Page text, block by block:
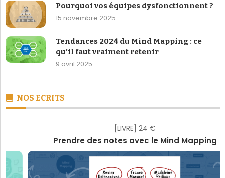
Pourquoi vos équipes dysfonctionnent ?
15 novembre 2025
Tendances 2024 du Mind Mapping : ce
qu’il faut vraiment retenir
9 avril 2025
NOS ECRITS
[LIVRE] 24 €
Prendre des notes avec le Mind Mapping